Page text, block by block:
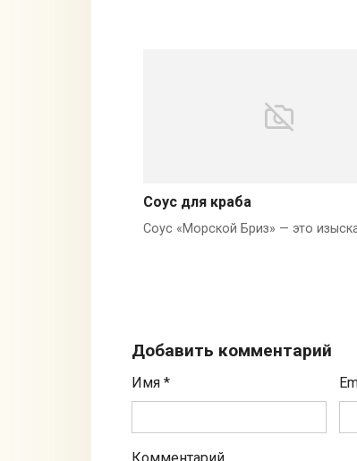
Соус для краба
Соус «Морской Бриз» — это
Добавить комментарий
Имя *
Комментарий